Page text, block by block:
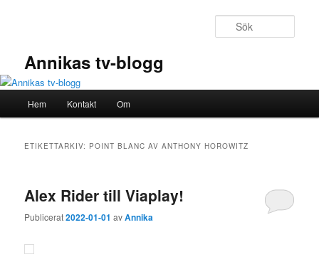
Annikas tv-blogg
Hem Kontakt Om
ETIKETTARKIV: POINT BLANC AV ANTHONY HOROWITZ
Alex Rider till Viaplay!
Publicerat2022-01-01 avAnnika